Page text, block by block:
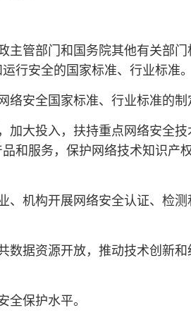
主管部门和国务院其他有关部门
行安全的国家标准、行业标准。
安全国家标准、行业标准的制
加大投入，扶持重点网络安全技
和服务，保护网络技术知识产
、机构开展网络安全认证、检
数据资源开放，推动技术创新和
全保护水平。